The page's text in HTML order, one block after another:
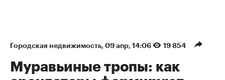
Городская недвижимость 09 апр, 14:06 19 854
Муравьиные тропы: как